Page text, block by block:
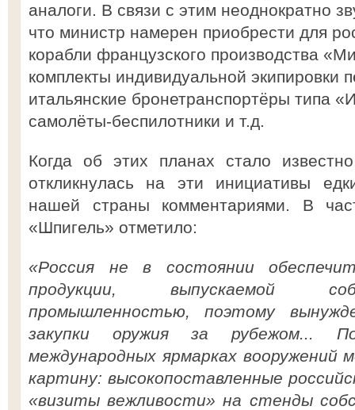
аналоги. В связи с этим неоднократно
что министр намерен приобрести для
корабли французского производства
комплекты индивидуальной экипировки
итальянские бронетранспортёры типа
самолёты-беспилотники и т.д.
Когда об этих планах стало
откликнулась на эти инициативы
нашей страны комментариями. В
«Шпигель» отметило:
«Россия не в состоянии
продукции, выпускаемой
промышленностью, поэтому
закупки оружия за рубежом...
международных ярмарках вооружений
картину: высокопоставленные
«визиты вежливости» на стенды